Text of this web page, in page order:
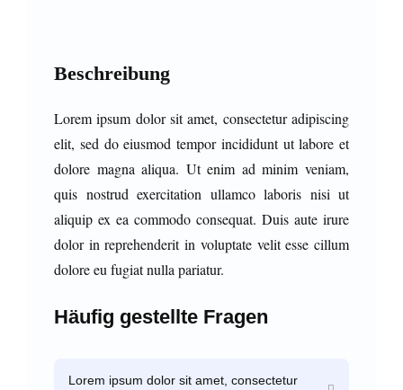
Beschreibung
Lorem ipsum dolor sit amet, consectetur adipiscing
elit, sed do eiusmod tempor incididunt ut labore et
dolore magna aliqua. Ut enim ad minim veniam,
quis nostrud exercitation ullamco laboris nisi ut
aliquip ex ea commodo consequat. Duis aute irure
dolor in reprehenderit in voluptate velit esse cillum
dolore eu fugiat nulla pariatur.
Häufig gestellte Fragen
Lorem ipsum dolor sit amet, consectetur